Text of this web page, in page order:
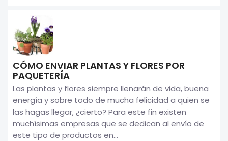
CÓMO ENVIAR PLANTAS Y FLORES POR
PAQUETERÍA
Las plantas y flores siempre llenarán de vida, buena
energía y sobre todo de mucha felicidad a quien se
las hagas llegar, ¿cierto? Para este fin existen
muchísimas empresas que se dedican al envío de
este tipo de productos en...